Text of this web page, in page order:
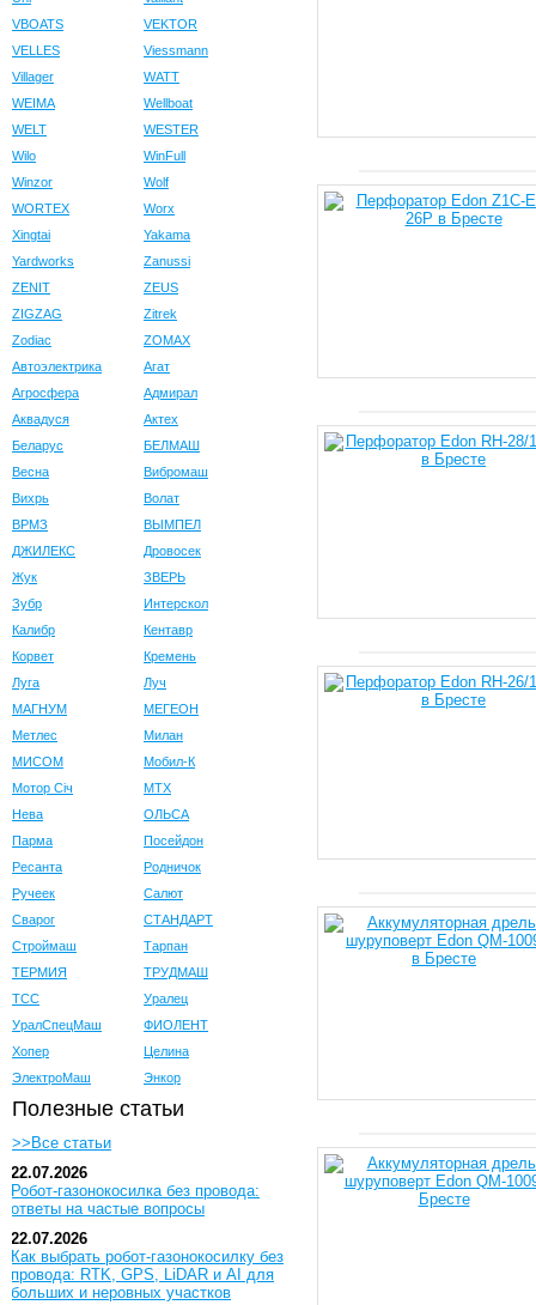
VBOATS
VEKTOR
VELLES
Viessmann
Villager
WATT
WEIMA
Wellboat
WELT
WESTER
Wilo
WinFull
Winzor
Wolf
WORTEX
Worx
Xingtai
Yakama
Yardworks
Zanussi
ZENIT
ZEUS
ZIGZAG
Zitrek
Zodiac
ZOMAX
Автоэлектрика
Агат
Агросфера
Адмирал
Аквадуся
Актех
Беларус
БЕЛМАШ
Весна
Вибромаш
Вихрь
Волат
ВРМЗ
ВЫМПЕЛ
ДЖИЛЕКС
Дровосек
Жук
ЗВЕРЬ
Зубр
Интерскол
Калибр
Кентавр
Корвет
Кремень
Луга
Луч
МАГНУМ
МЕГЕОН
Метлес
Милан
МИСОМ
Мобил-К
Мотор Сiч
МТХ
Нева
ОЛЬСА
Парма
Посейдон
Ресанта
Родничок
Ручеек
Салют
Сварог
СТАНДАРТ
Строймаш
Тарпан
ТЕРМИЯ
ТРУДМАШ
ТСС
Уралец
УралСпецМаш
ФИОЛЕНТ
Хопер
Целина
ЭлектроМаш
Энкор
Полезные статьи
>>Все статьи
22.07.2026
Робот-газонокосилка без провода:
ответы на частые вопросы
22.07.2026
Как выбрать робот-газонокосилку без
провода: RTK, GPS, LiDAR и AI для
больших и неровных участков